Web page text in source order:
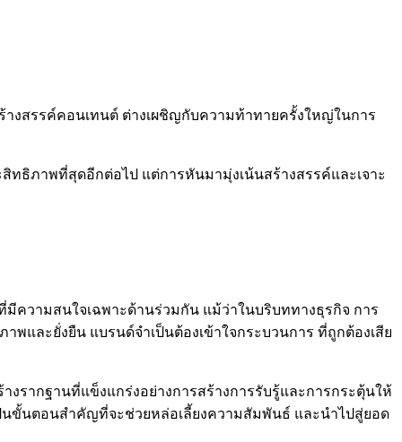
งสรรค์คอนเทนต์ ต่างเผชิญกับความท้าทายครั้งใหญ่ในการ
ธิภาพที่สุดอีกต่อไป แต่การหันมามุ่งเน้นสร้างสรรค์และเจาะ
มีความสนใจเฉพาะด้านร่วมกัน แม้ว่าในบริบททางธุรกิจ การ
พและยั่งยืน แบรนด์จำเป็นต้องเข้าใจกระบวนการ ที่ถูกต้องเสีย
ากฐานที่แข็งแกร่งอย่างการสร้างการรับรู้และการกระตุ้นให้
ขั้นตอนสำคัญที่จะช่วยหล่อเลี้ยงความสัมพันธ์ และนำไปสู่ยอด